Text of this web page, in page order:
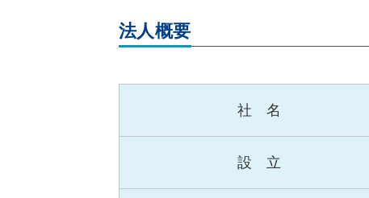
法人概要
社 名
設 立